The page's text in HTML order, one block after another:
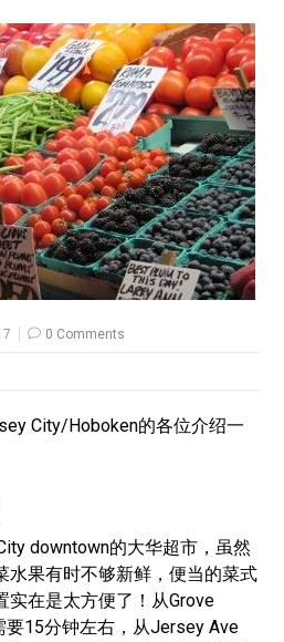
0 Comments
City/Hoboken的各位介绍一
downtown的大华超市，虽然
水果有时不够新鲜，便当的菜式
实在是太方便了！从Grove
要15分钟左右，从Jersey Ave